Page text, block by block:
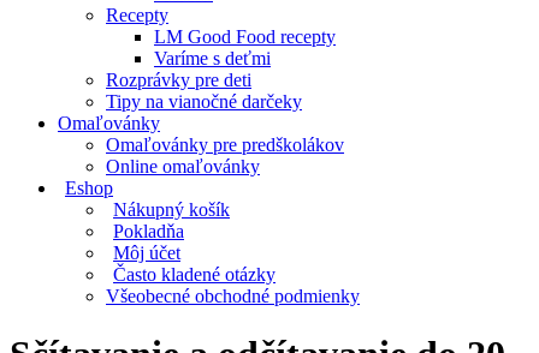
Recepty
LM Good Food recepty
Varíme s deťmi
Rozprávky pre deti
Tipy na vianočné darčeky
Omaľovánky
Omaľovánky pre predškolákov
Online omaľovánky
Eshop
Nákupný košík
Pokladňa
Môj účet
Často kladené otázky
Všeobecné obchodné podmienky